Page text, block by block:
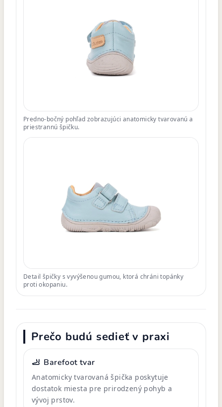
Predno-bočný pohľad zobrazujúci anatomicky tvarovanú a
priestrannú špičku.
Detail špičky s vyvýšenou gumou, ktorá chráni topánky
proti okopaniu.
Prečo budú sedieť v praxi
🦶 Barefoot tvar
Anatomicky tvarovaná špička poskytuje
dostatok miesta pre prirodzený pohyb a
vývoj prstov.